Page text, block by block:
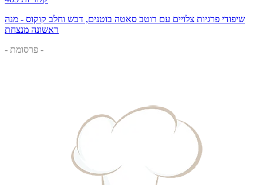
שיפודי פרגיות צלויים עם רוטב סאטה בוטנים, דבש וחלב קוקוס - מנה
ראשונה מנצחת
- פרסומת -